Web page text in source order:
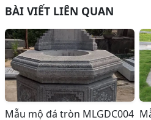
BÀI VIẾT LIÊN QUAN
Mẫu mộ đá tròn MLGDC004